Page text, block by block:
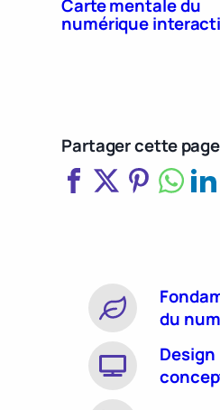
Carte mentale du
numérique
Partager cette page
du
Design